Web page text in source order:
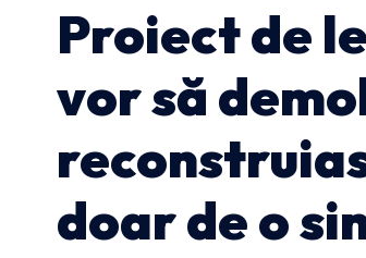
Proiect de
vor să
doar de o